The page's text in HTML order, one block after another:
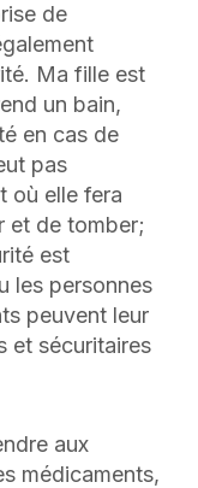
de
Ma fille est
un bain,
en cas de
pas
où elle fera
et de tomber;
est
les personnes
peuvent leur
et sécuritaires
aux
médicaments,